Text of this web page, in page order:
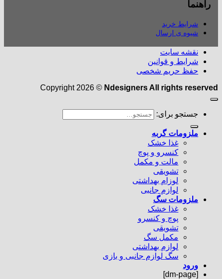
راهنما
شرایط خرید
شیوه ی ارسال
نقشه سایت
شرایط و قوانین
حفظ حریم شخصی
Copyright 2026 © Ndesigners All rights reserved
جستجو برای:
ملزومات گربه
غذا خشک
کنسرو و پوچ
مالت و مکمل
تشویقی
لوزام بهداشتی
لوازم جانبی
ملزومات سگ
غذا خشک
پوچ و کنسرو
تشویقی
مکمل سگ
لوازم بهداشتی
سگ لوازم جانبی و بازی
ورود
[dm-page]